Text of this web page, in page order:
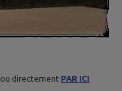
ou directement PAR ICI